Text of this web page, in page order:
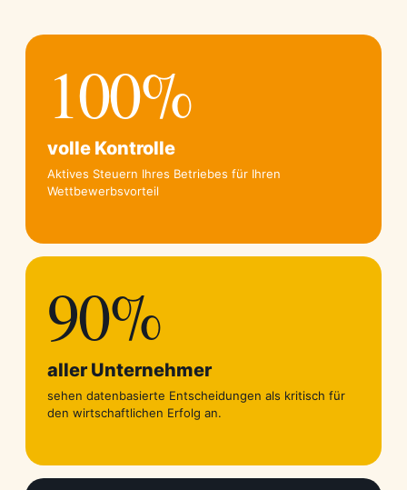
100%
volle Kontrolle
Aktives Steuern Ihres Betriebes für Ihren
Wettbewerbsvorteil
90%
aller Unternehmer
sehen datenbasierte Entscheidungen als kritisch für
den wirtschaftlichen Erfolg an.